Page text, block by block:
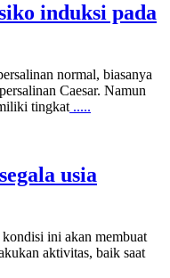
induksi pada
normal, biasanya
Caesar. Namun
tingkat .....
usia
ini akan membuat
aktivitas, baik saat